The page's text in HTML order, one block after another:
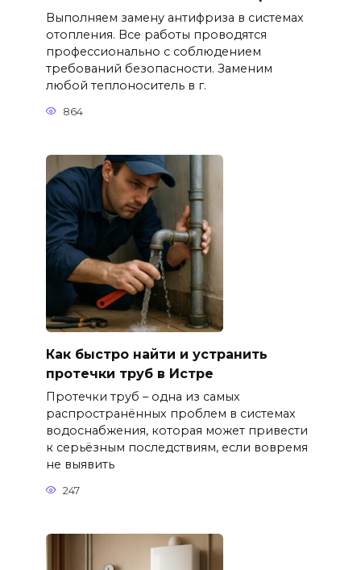
Выполняем замену антифриза в системах
отопления. Все работы проводятся
профессионально с соблюдением
требований безопасности. Заменим
любой теплоноситель в г.
864
Как быстро найти и устранить
протечки труб в Истре
Протечки труб – одна из самых
распространённых проблем в системах
водоснабжения, которая может привести
к серьёзным последствиям, если вовремя
не выявить
247